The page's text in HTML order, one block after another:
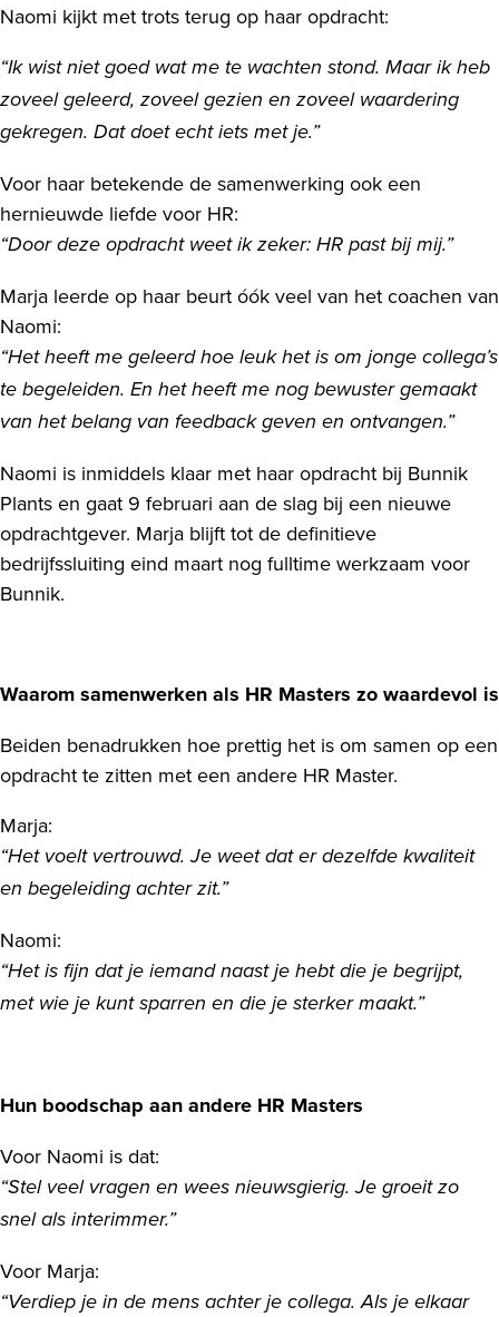
Naomi kijkt met trots terug op haar opdracht:
“Ik wist niet goed wat me te wachten stond. Maar ik heb
zoveel geleerd, zoveel gezien en zoveel waardering
gekregen. Dat doet echt iets met je.”
Voor haar betekende de samenwerking ook een
hernieuwde liefde voor HR:
“Door deze opdracht weet ik zeker: HR past bij mij.”
Marja leerde op haar beurt óók veel van het coachen van
Naomi:
“Het heeft me geleerd hoe leuk het is om jonge collega’s
te begeleiden. En het heeft me nog bewuster gemaakt
van het belang van feedback geven en ontvangen.”
Naomi is inmiddels klaar met haar opdracht bij Bunnik
Plants en gaat 9 februari aan de slag bij een nieuwe
opdrachtgever. Marja blijft tot de definitieve
bedrijfssluiting eind maart nog fulltime werkzaam voor
Bunnik.
Waarom samenwerken als HR Masters zo waardevol is
Beiden benadrukken hoe prettig het is om samen op een
opdracht te zitten met een andere HR Master.
Marja:
“Het voelt vertrouwd. Je weet dat er dezelfde kwaliteit
en begeleiding achter zit.”
Naomi:
“Het is fijn dat je iemand naast je hebt die je begrijpt,
met wie je kunt sparren en die je sterker maakt.”
Hun boodschap aan andere HR Masters
Voor Naomi is dat:
“Stel veel vragen en wees nieuwsgierig. Je groeit zo
snel als interimmer.”
Voor Marja:
“Verdiep je in de mens achter je collega. Als je elkaar